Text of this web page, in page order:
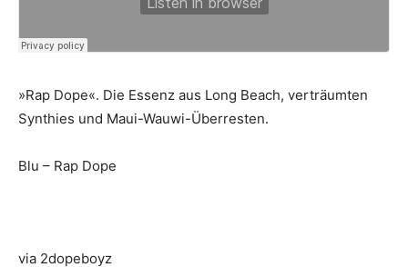
»Rap Dope«. Die Essenz aus Long Beach, verträumten
Synthies und Maui-Wauwi-Überresten.
Blu – Rap Dope
via 2dopeboyz